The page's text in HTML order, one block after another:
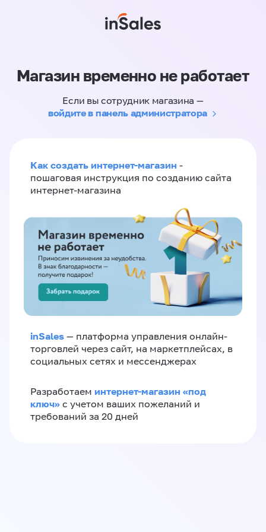
Магазин временно не работает
Если вы сотрудник магазина —
войдите в панель администратора
Как создать интернет-магазин -
пошаговая инструкция по созданию сайта
интернет-магазина
inSales — платформа управления онлайн-
торговлей через сайт, на маркетплейсах, в
социальных сетях и мессенджерах
Разработаем интернет-магазин «‎под
ключ»‎ с учетом ваших пожеланий и
требований за 20 дней